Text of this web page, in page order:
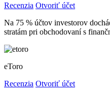
Recenzia Otvoriť účet
Na 75 % účtov investorov
stratám pri obchodovaní s
eToro
Recenzia Otvoriť účet